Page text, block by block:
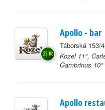
Apollo - bar
Táborská 153/
Kozel 11°,
Gambrinus 10°
25 Kč
Apollo